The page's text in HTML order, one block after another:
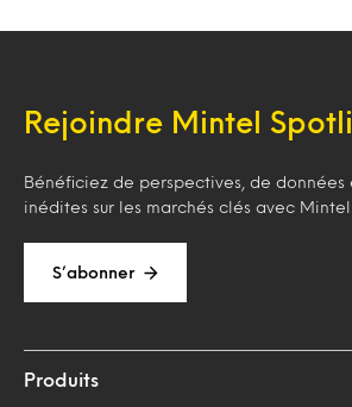
Rejoindre Mintel
Bénéficiez de perspectives, de données
inédites sur les marchés clés avec
S’abonner
Produits